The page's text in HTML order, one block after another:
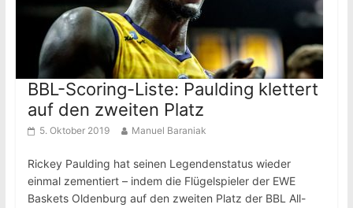
BBL-Scoring-Liste: Paulding klettert
auf den zweiten Platz
5. Oktober 2019 Manuel Baraniak
Rickey Paulding hat seinen Legendenstatus wieder
einmal zementiert – indem die Flügelspieler der EWE
Baskets Oldenburg auf den zweiten Platz der BBL All-